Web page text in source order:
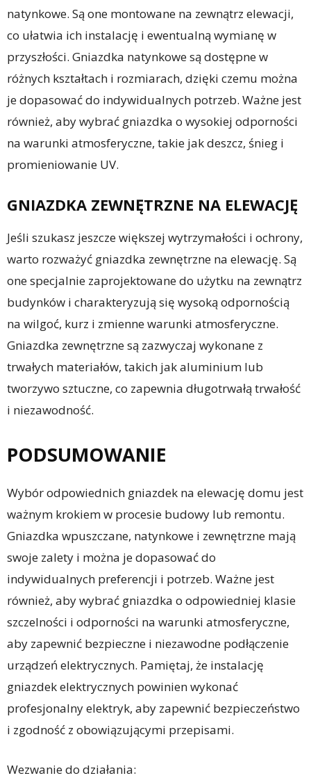
natynkowe. Są one montowane na zewnątrz elewacji,
co ułatwia ich instalację i ewentualną wymianę w
przyszłości. Gniazdka natynkowe są dostępne w
różnych kształtach i rozmiarach, dzięki czemu można
je dopasować do indywidualnych potrzeb. Ważne jest
również, aby wybrać gniazdka o wysokiej odporności
na warunki atmosferyczne, takie jak deszcz, śnieg i
promieniowanie UV.
GNIAZDKA ZEWNĘTRZNE NA ELEWACJĘ
Jeśli szukasz jeszcze większej wytrzymałości i ochrony,
warto rozważyć gniazdka zewnętrzne na elewację. Są
one specjalnie zaprojektowane do użytku na zewnątrz
budynków i charakteryzują się wysoką odpornością
na wilgoć, kurz i zmienne warunki atmosferyczne.
Gniazdka zewnętrzne są zazwyczaj wykonane z
trwałych materiałów, takich jak aluminium lub
tworzywo sztuczne, co zapewnia długotrwałą trwałość
i niezawodność.
PODSUMOWANIE
Wybór odpowiednich gniazdek na elewację domu jest
ważnym krokiem w procesie budowy lub remontu.
Gniazdka wpuszczane, natynkowe i zewnętrzne mają
swoje zalety i można je dopasować do
indywidualnych preferencji i potrzeb. Ważne jest
również, aby wybrać gniazdka o odpowiedniej klasie
szczelności i odporności na warunki atmosferyczne,
aby zapewnić bezpieczne i niezawodne podłączenie
urządzeń elektrycznych. Pamiętaj, że instalację
gniazdek elektrycznych powinien wykonać
profesjonalny elektryk, aby zapewnić bezpieczeństwo
i zgodność z obowiązującymi przepisami.
Wezwanie do działania: